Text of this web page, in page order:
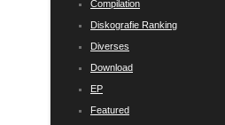
Compilation
Diskografie Ranking
Diverses
Download
EP
Featured